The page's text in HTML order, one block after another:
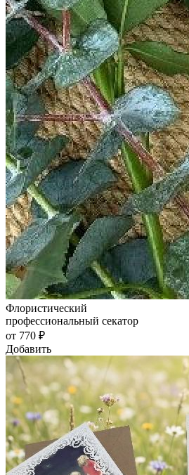
Флористический
профессиональный секатор
от 770 ₽
Добавить